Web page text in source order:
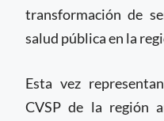
transformación de
salud pública en la
Esta vez
CVSP de la región